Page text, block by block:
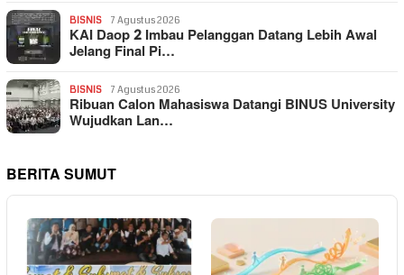
BISNIS 7 Agustus 2026
KAI Daop 2 Imbau Pelanggan Datang Lebih Awal
Jelang Final Pi…
BISNIS 7 Agustus 2026
Ribuan Calon Mahasiswa Datangi BINUS University
Wujudkan Lan…
BERITA SUMUT